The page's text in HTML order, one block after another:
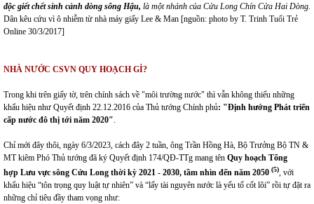
độc giết chết sinh cảnh dòng sông Hậu, là một nhánh của Cửu Long Chín Cửa Hai Dòng.
Dân kêu cứu vì ô nhiễm từ nhà máy giấy Lee & Man [nguồn: photo by T. Trinh Tuổi Trẻ
Online 30/3/2017]
NHÀ NƯỚC CSVN QUY HOẠCH GÌ?
Trong khi trên giấy tờ, trên chính sách về "môi trường nước" thì vẫn không thiếu những
khẩu hiệu như Quyết định 22.12.2016 của Thủ tướng Chính phủ: "Định hướng Phát triển
cấp nước đô thị tới năm 2020".
Chỉ mới đây thôi, ngày 6/3/2023, cách đây 2 tuần, ông Trần Hồng Hà, Bộ Trưởng Bộ TN &
MT kiêm Phó Thủ tướng đã ký Quyết định 174/QĐ-TTg mang tên Quy hoạch Tổng
hợp Lưu vực sông Cửu Long thời kỳ 2021 - 2030, tầm nhìn đến năm 2050 (5), với
khẩu hiệu “tôn trọng quy luật tự nhiên” và “lấy tài nguyên nước là yếu tố cốt lõi” rồi tự đặt ra
những chỉ tiêu đầy tham vọng như: